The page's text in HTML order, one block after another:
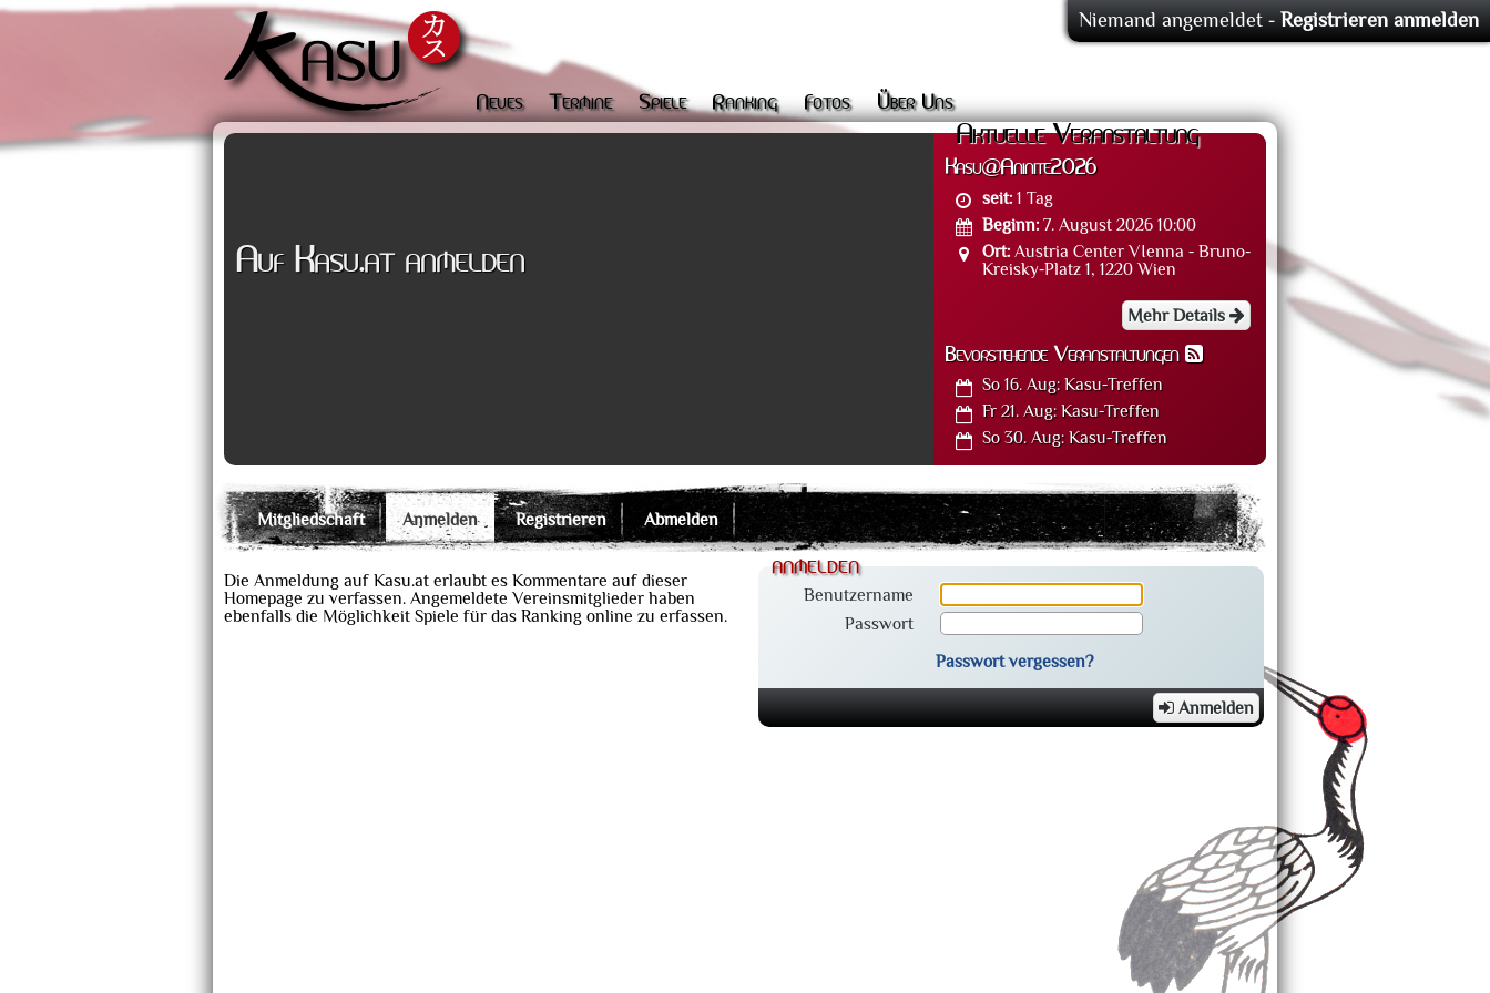
Neues Termine Spiele Ranking Fotos Über Uns
Aktuelle Veranstaltung
Kasu@Aninite2026
seit: 1 Tag
Beginn: 7. August 2026 10:00
Ort: Austria Center VIenna - Bruno-
Kreisky-Platz 1, 1220 Wien
Mehr Details
Bevorstehende Veranstaltungen
So 16. Aug:Kasu-Treffen
Fr 21. Aug:Kasu-Treffen
So 30. Aug:Kasu-Treffen
Auf Kasu.at anmelden
Mitgliedschaft Anmelden Registrieren Abmelden
Die Anmeldung auf Kasu.at erlaubt es Kommentare auf dieser
Homepage zu verfassen. Angemeldete Vereinsmitglieder haben
ebenfalls die Möglichkeit Spiele für das Ranking online zu erfassen.
anmelden
Benutzername
Passwort
Passwort vergessen?
Anmelden
Niemand angemeldet -Registrieren anmelden